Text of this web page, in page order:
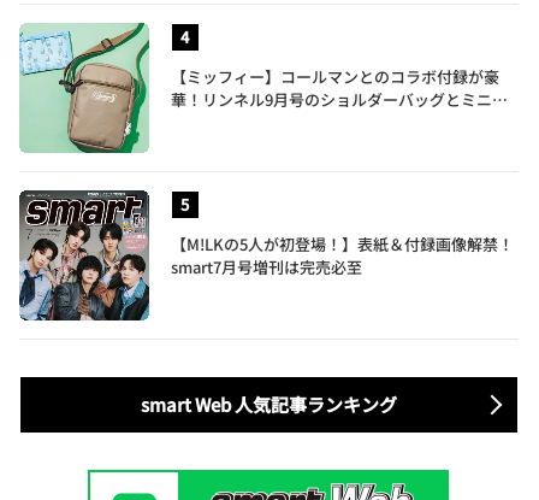
【ミッフィー】コールマンとのコラボ付録が豪
華！リンネル9月号のショルダーバッグとミニリ
【M!LKの5人が初登場！】表紙＆付録画像解禁！
smart7月号増刊は完売必至
smart Web 人気記事ランキング